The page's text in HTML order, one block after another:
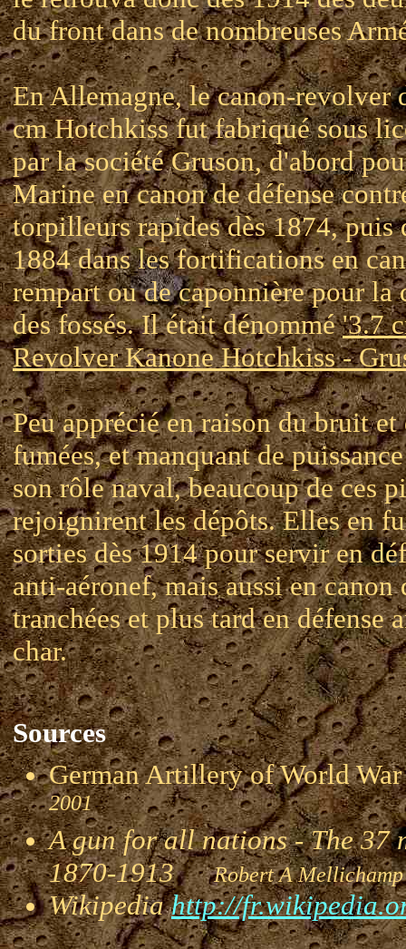
du front dans de nombreuses
En Allemagne, le canon-revolver
cm Hotchkiss fut fabriqué sous
par la société Gruson, d'abord
Marine en canon de défense
torpilleurs rapides dès 1874, puis
1884 dans les fortifications en
rempart ou de caponnière pour la
des fossés. Il était dénommé'3.7
Revolver Kanone Hotchkiss -
Peu apprécié en raison du bruit et
fumées, et manquant de
son rôle naval, beaucoup de ces
rejoignirent les dépôts. Elles en
sorties dès 1914 pour servir en
anti-aéronef, mais aussi en canon
tranchées et plus tard en défense
char.
Sources
German Artillery of World
2001
A gun for all nations - The 37
1870-1913Robert A
Wikipediahttp://